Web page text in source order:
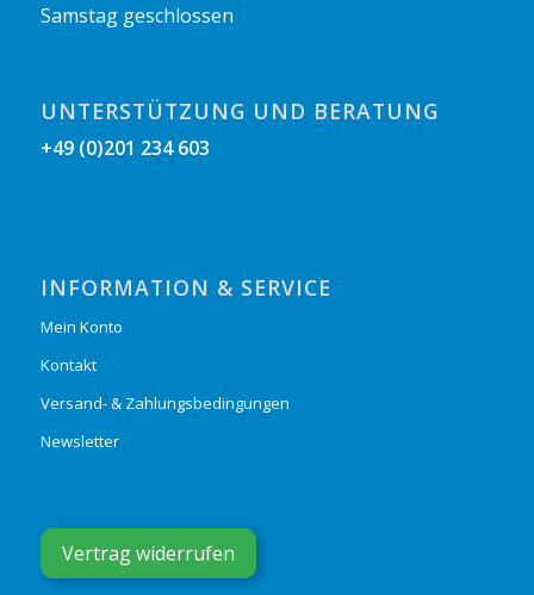
Samstag geschlossen
UNTERSTÜTZUNG UND BERATUNG
+49 (0)201 234 603
INFORMATION & SERVICE
Mein Konto
Kontakt
Versand- & Zahlungsbedingungen
Newsletter
Vertrag widerrufen